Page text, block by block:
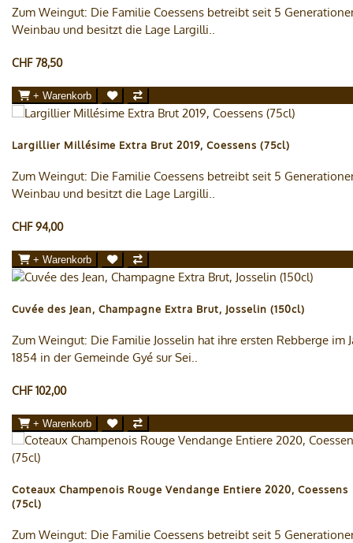
Zum Weingut: Die Familie Coessens betreibt seit 5
Weinbau und besitzt die Lage Largilli..
CHF 78,50
+ Warenkorb
Largillier Millésime Extra Brut 2019, Coessens (75cl)
Zum Weingut: Die Familie Coessens betreibt seit 5
Weinbau und besitzt die Lage Largilli..
CHF 94,00
+ Warenkorb
Cuvée des Jean, Champagne Extra Brut, Josselin (150cl)
Zum Weingut: Die Familie Josselin hat ihre ersten Rebberge im
1854 in der Gemeinde Gyé sur Sei..
CHF 102,00
+ Warenkorb
Coteaux Champenois Rouge Vendange Entiere 2020, Coessens
(75cl)
Zum Weingut: Die Familie Coessens betreibt seit 5